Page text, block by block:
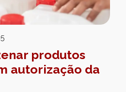
produtos
autorização da